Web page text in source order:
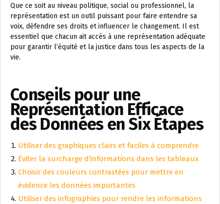
Que ce soit au niveau politique, social ou professionnel, la
représentation est un outil puissant pour faire entendre sa
voix, défendre ses droits et influencer le changement. Il est
essentiel que chacun ait accès à une représentation adéquate
pour garantir l’équité et la justice dans tous les aspects de la
vie.
Conseils pour une
Représentation Efficace
des Données en Six Étapes
Utiliser des graphiques clairs et faciles à comprendre
Éviter la surcharge d’informations dans les tableaux
Choisir des couleurs contrastées pour mettre en
évidence les données importantes
Utiliser des infographies pour rendre les informations